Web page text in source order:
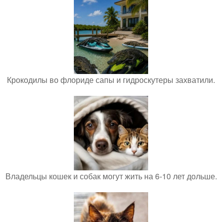
Крокодилы во флориде сапы и гидроскутеры захватили.
Владельцы кошек и собак могут жить на 6-10 лет дольше.